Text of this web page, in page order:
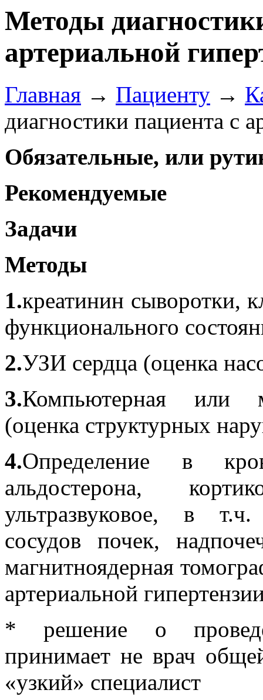
Методы
артериальной
Главная → Пациенту →
диагностики пациента с
Обязательные, или
Рекомендуемые
Задачи
Методы
1.креатинин сыворотки,
функционального
2.УЗИ сердца (оценка
3.Компьютерная или
(оценка структурных
4.Определение в
альдостерона,
ультразвуковое, в т.ч.
сосудов почек,
магнитноядерная
артериальной
* решение о
принимает не врач
«узкий» специалист